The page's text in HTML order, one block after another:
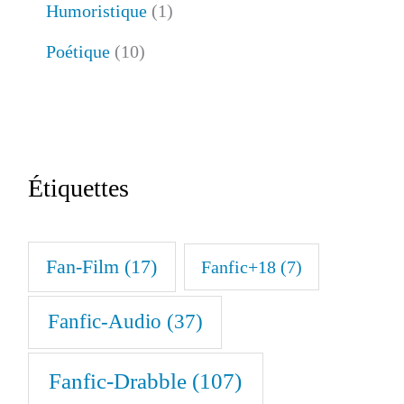
Humoristique(1)
Poétique(10)
Étiquettes
Fan-Film (17) Fanfic+18(7)
Fanfic-Audio (37)
Fanfic-Drabble (107)